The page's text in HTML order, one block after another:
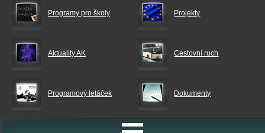
Programy pro školy Projekty
Aktuality AK Cestovní ruch
Programový letáček Dokumenty